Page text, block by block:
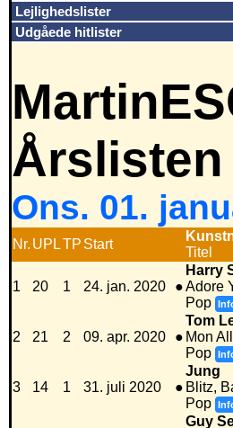
Lejlighedslister
Udgåede hitlister
Årslisten
Ons. 01.
Nr. UPLTP Start
Titel
1 20 1 24. jan. 2020 ●
Harry
Adore
Pop
2 21 2 09. apr. 2020 ●
Tom
Mon
Pop
3 14 1 31. juli 2020 ●
Jung
Blitz,
Pop
Guy